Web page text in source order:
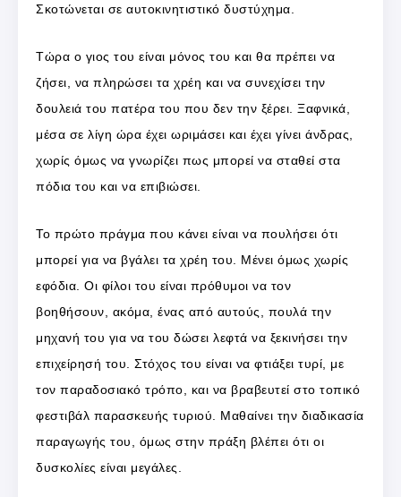
Σκοτώνεται σε αυτοκινητιστικό δυστύχημα.
Τώρα ο γιος του είναι μόνος του και θα πρέπει να
ζήσει, να πληρώσει τα χρέη και να συνεχίσει την
δουλειά του πατέρα του που δεν την ξέρει. Ξαφνικά,
μέσα σε λίγη ώρα έχει ωριμάσει και έχει γίνει άνδρας,
χωρίς όμως να γνωρίζει πως μπορεί να σταθεί στα
πόδια του και να επιβιώσει.
Το πρώτο πράγμα που κάνει είναι να πουλήσει ότι
μπορεί για να βγάλει τα χρέη του. Μένει όμως χωρίς
εφόδια. Οι φίλοι του είναι πρόθυμοι να τον
βοηθήσουν, ακόμα, ένας από αυτούς, πουλά την
μηχανή του για να του δώσει λεφτά να ξεκινήσει την
επιχείρησή του. Στόχος του είναι να φτιάξει τυρί, με
τον παραδοσιακό τρόπο, και να βραβευτεί στο τοπικό
φεστιβάλ παρασκευής τυριού. Μαθαίνει την διαδικασία
παραγωγής του, όμως στην πράξη βλέπει ότι οι
δυσκολίες είναι μεγάλες.